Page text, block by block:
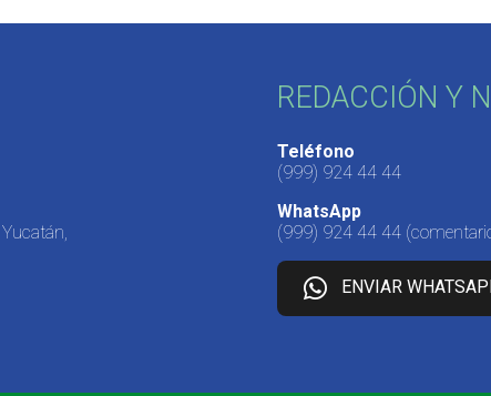
REDACCIÓN Y
Teléfono
(999) 924 44 44
WhatsApp
(999) 924 44 44
ENVIAR